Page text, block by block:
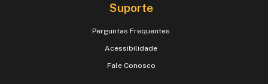
Suporte
Perguntas Frequentes
Acessibilidade
Fale Conosco